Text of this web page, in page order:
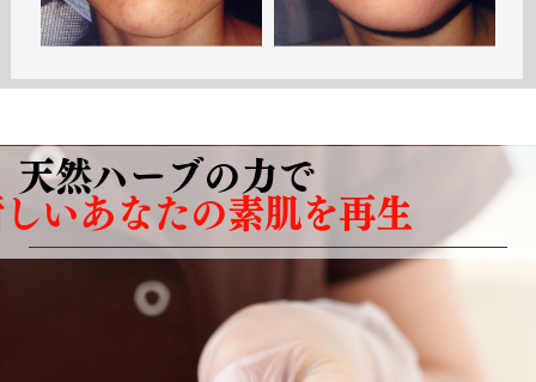
天然ハーブの力で
いあなたの素肌を再生